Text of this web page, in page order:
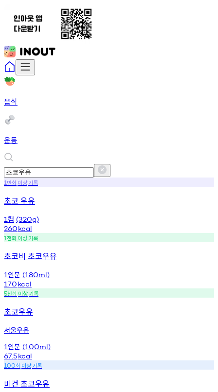
음식
운동
1 만회 이상기록
초코 우유
1 컵 (320g)
260kcal
1천회 이상기록
초코비 초코우유
1 인분 (180ml)
170kcal
5천회 이상기록
초코우유
서울우유
1 인분 (100ml)
67.5kcal
100회 이상기록
비건 초코우유